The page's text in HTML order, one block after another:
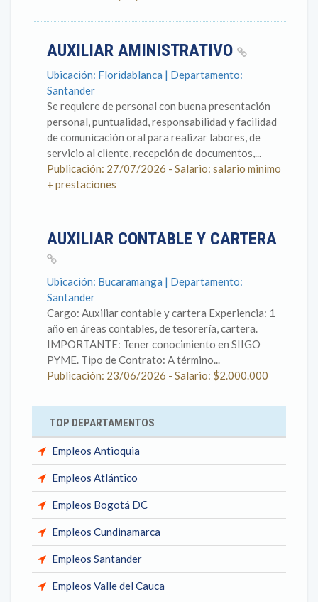
AUXILIAR AMINISTRATIVO
Ubicación: Floridablanca | Departamento:
Santander
Se requiere de personal con buena presentación
personal, puntualidad, responsabilidad y facilidad
de comunicación oral para realizar labores, de
servicio al cliente, recepción de documentos,...
Publicación: 27/07/2026 - Salario: salario minimo
+ prestaciones
AUXILIAR CONTABLE Y CARTERA
Ubicación: Bucaramanga | Departamento:
Santander
Cargo: Auxiliar contable y cartera Experiencia: 1
año en áreas contables, de tesorería, cartera.
IMPORTANTE: Tener conocimiento en SIIGO
PYME. Tipo de Contrato: A término...
Publicación: 23/06/2026 - Salario: $2.000.000
TOP DEPARTAMENTOS
Empleos Antioquia
Empleos Atlántico
Empleos Bogotá DC
Empleos Cundinamarca
Empleos Santander
Empleos Valle del Cauca